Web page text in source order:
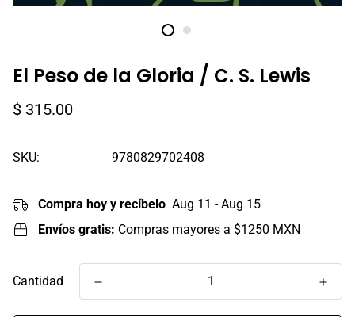
El Peso de la Gloria / C. S. Lewis
Precio
$ 315.00
SKU: 9780829702408
Compra hoy y recíbelo Aug 11 - Aug 15
Envíos gratis: Compras mayores a $1250 MXN
Cantidad